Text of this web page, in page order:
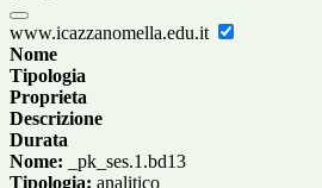
www.icazzanomella.edu.it
Nome
Tipologia
Proprieta
Descrizione
Durata
Nome: _pk_ses.1.bd13
Tipologia: analitico